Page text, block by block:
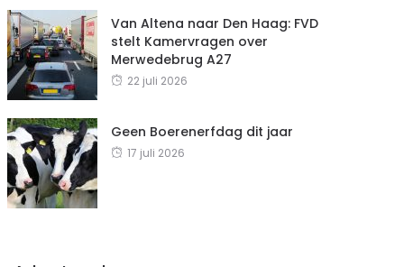
Van Altena naar Den Haag: FVD
stelt Kamervragen over
Merwedebrug A27
22 juli 2026
Geen Boerenerfdag dit jaar
17 juli 2026